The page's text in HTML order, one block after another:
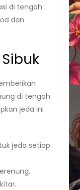
di tengah
dan
di tengah
jeda ini
jeda setiap